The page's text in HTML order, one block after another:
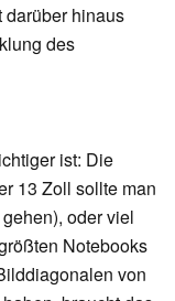
darüber hinaus
des
ist: Die
13 Zoll sollte man
oder viel
Notebooks
von